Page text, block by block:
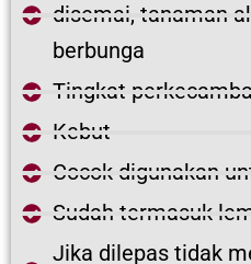
disemai, tanaman
berbunga
Tingkat
Kebut
Cocok digunakan
Sudah termasuk
Jika dilepas tidak